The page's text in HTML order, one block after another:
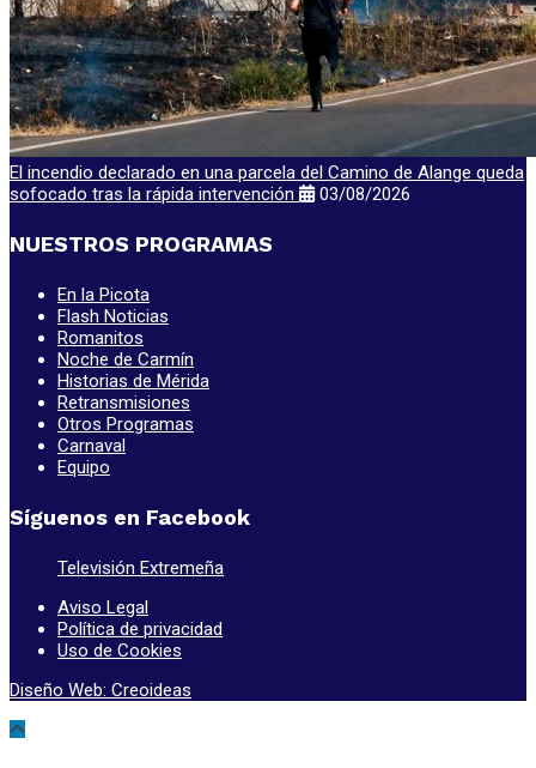
El incendio declarado en una parcela del Camino de Alange queda
sofocado tras la rápida intervención
03/08/2026
NUESTROS PROGRAMAS
En la Picota
Flash Noticias
Romanitos
Noche de Carmín
Historias de Mérida
Retransmisiones
Otros Programas
Carnaval
Equipo
Síguenos en Facebook
Televisión Extremeña
Aviso Legal
Política de privacidad
Uso de Cookies
Diseño Web: Creoideas